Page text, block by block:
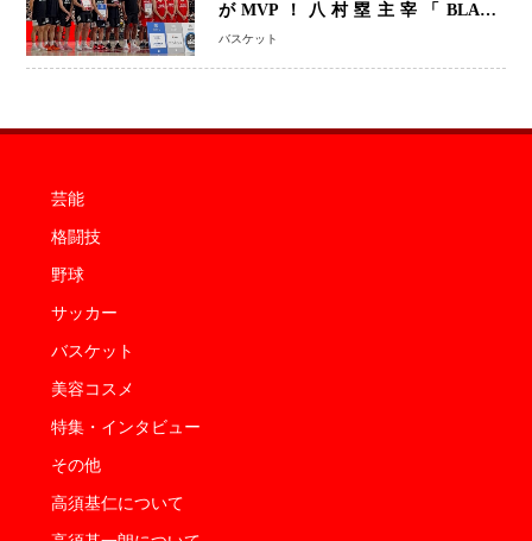
がMVP！八村塁主宰「BLACK
SAMURAI SUMMIT 2026」で存在
なった」
バスケット
芸能
格闘技
野球
サッカー
バスケット
美容コスメ
特集・インタビュー
その他
高須基仁について